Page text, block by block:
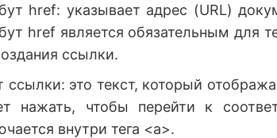
href: указывает адрес (URL)
href является обязательным для
ссылки.
ссылки: это текст, который
нажать, чтобы перейти к
внутри тега <a>.